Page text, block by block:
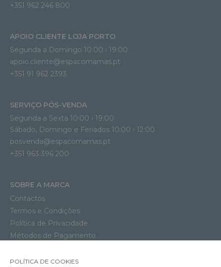
+351 962 246 800
APOIO CLIENTE LOJA PORTO
Segunda a Domingo 10:00 › 19:00
apoio.cliente@espacomamas.pt
+351 91 962 2393
SERVIÇO PÓS-VENDA
Segunda a Sexta 10:00 › 19:00
Sábado, Domingo e Feriados 10:00 › 12:00
posvenda@espacomamas.pt
+351 963 396 200
SOBRE A MARCA
Contactos
Termos e Condições
Política de Privacidade
Métodos de Pagamento
Trocas e Devoluções
POLÍTICA DE COOKIES